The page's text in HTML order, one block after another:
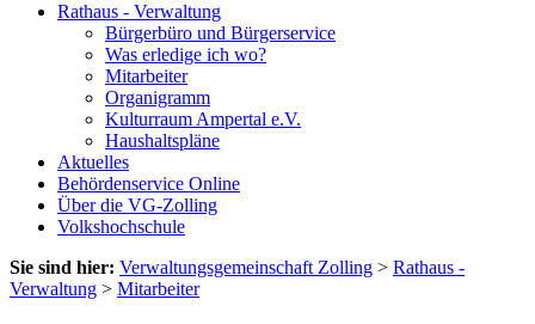
Rathaus - Verwaltung
Bürgerbüro und Bürgerservice
Was erledige ich wo?
Mitarbeiter
Organigramm
Kulturraum Ampertal e.V.
Haushaltspläne
Aktuelles
Behördenservice Online
Über die VG-Zolling
Volkshochschule
Sie sind hier: Verwaltungsgemeinschaft Zolling > Rathaus -
Verwaltung > Mitarbeiter